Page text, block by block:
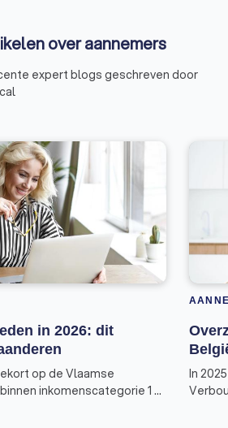
over aannemers
expert blogs geschreven door
in 2026: dit
op de Vlaamse
inkomenscategorie 1 of
In